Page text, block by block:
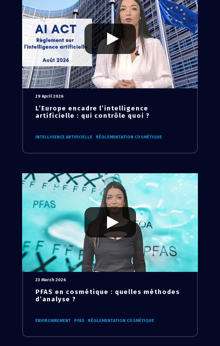
29 April 2026
L’Europe encadre l’intelligence
artificielle : qui contrôle quoi ?
INTELLIGENCE ARTIFICIELLE RÈGLEMENTATION COSMÉTIQUE
23 March 2026
PFAS en cosmétique : quelles méthodes
d’analyse ?
ENVIRONNEMENT PFAS RÈGLEMENTATION COSMÉTIQUE